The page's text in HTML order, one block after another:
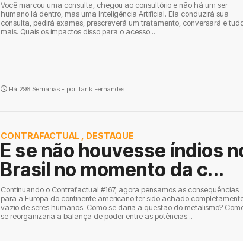
Você marcou uma consulta, chegou ao consultório e não há um ser
humano lá dentro, mas uma Inteligência Artificial. Ela conduzirá sua
consulta, pedirá exames, prescreverá um tratamento, conversará e
mais. Quais os impactos disso para o acesso...
Há 296 Semanas - por Tarik Fernandes
CONTRAFACTUAL DESTAQUE
E se não houvesse índios
Brasil no momento da c...
Continuando o Contrafactual #167, agora pensamos as consequências
para a Europa do continente americano ter sido achado
vazio de seres humanos. Como se daria a questão do metalismo?
se reorganizaria a balança de poder entre as potências...